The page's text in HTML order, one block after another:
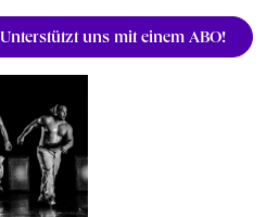
Unterstützt uns mit einem ABO!